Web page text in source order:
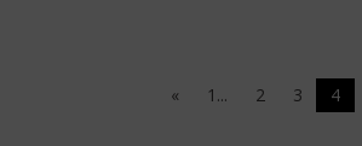
« 1... 2 3 4